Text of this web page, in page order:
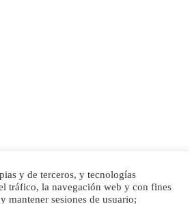
MESA Y LOPEZ
MICROCHIP PERDIDO HOY 06/07/2025 ZONA
y de terceros, y tecnologías
tráfico, la navegación web y con fines
mantener sesiones de usuario;